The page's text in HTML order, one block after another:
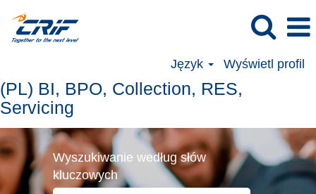
Język Wyświetl profil
(PL)
BI,
BPO,
Collection,
RES,
Servicing
(PL) BI, BPO, Collection, RES,
Servicing
Wyszukiwanie według słów
kluczowych